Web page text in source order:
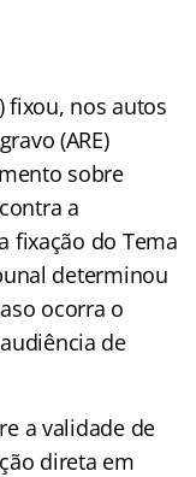
fixou, nos autos
(ARE)
sobre
a
fixação do Tema
determinou
ocorra o
de
a validade de
direta em